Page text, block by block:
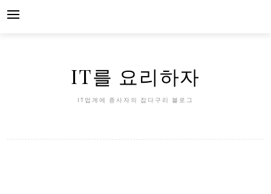
IT를 요리하자
IT업계에 종사자의 잡다구리 블로그